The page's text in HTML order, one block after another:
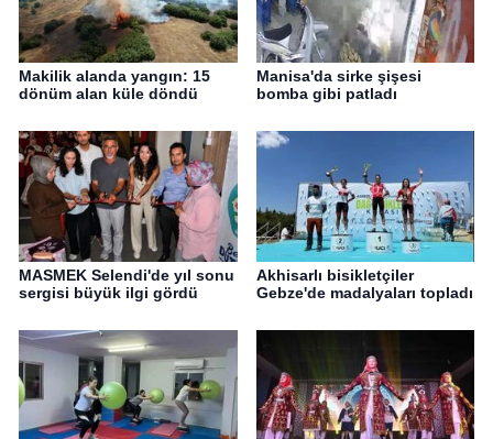
Makilik alanda yangın: 15
dönüm alan küle döndü
Manisa'da sirke şişesi
bomba gibi patladı
MASMEK Selendi'de yıl sonu
sergisi büyük ilgi gördü
Akhisarlı bisikletçiler
Gebze'de madalyaları topladı